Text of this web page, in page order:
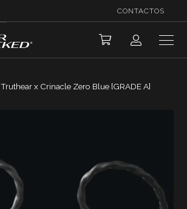
CONTACTOS
Truthear x Crinacle Zero Blue [GRADE A]